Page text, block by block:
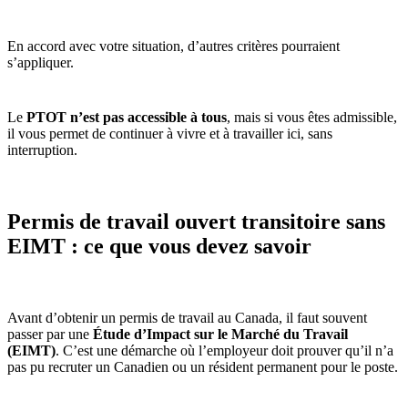
En accord avec votre situation, d’autres critères pourraient
s’appliquer.
Le PTOT n’est pas accessible à tous, mais si vous êtes admissible,
il vous permet de continuer à vivre et à travailler ici, sans
interruption.
Permis de travail ouvert transitoire sans
EIMT : ce que vous devez savoir
Avant d’obtenir un permis de travail au Canada, il faut souvent
passer par une Étude d’Impact sur le Marché du Travail
(EIMT). C’est une démarche où l’employeur doit prouver qu’il n’a
pas pu recruter un Canadien ou un résident permanent pour le poste.